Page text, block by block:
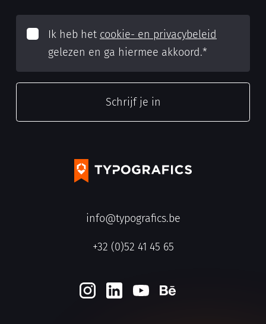
info@typografics.be
+32 (0)52 41 45 65
Ik heb het cookie- en privacybeleid
gelezen en ga hiermee akkoord.*